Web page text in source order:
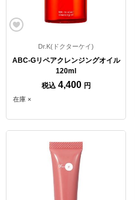
Dr.K(ドクターケイ)
ABC-Gリペアクレンジングオイル
120ml
税込 4,400 円
在庫 ×